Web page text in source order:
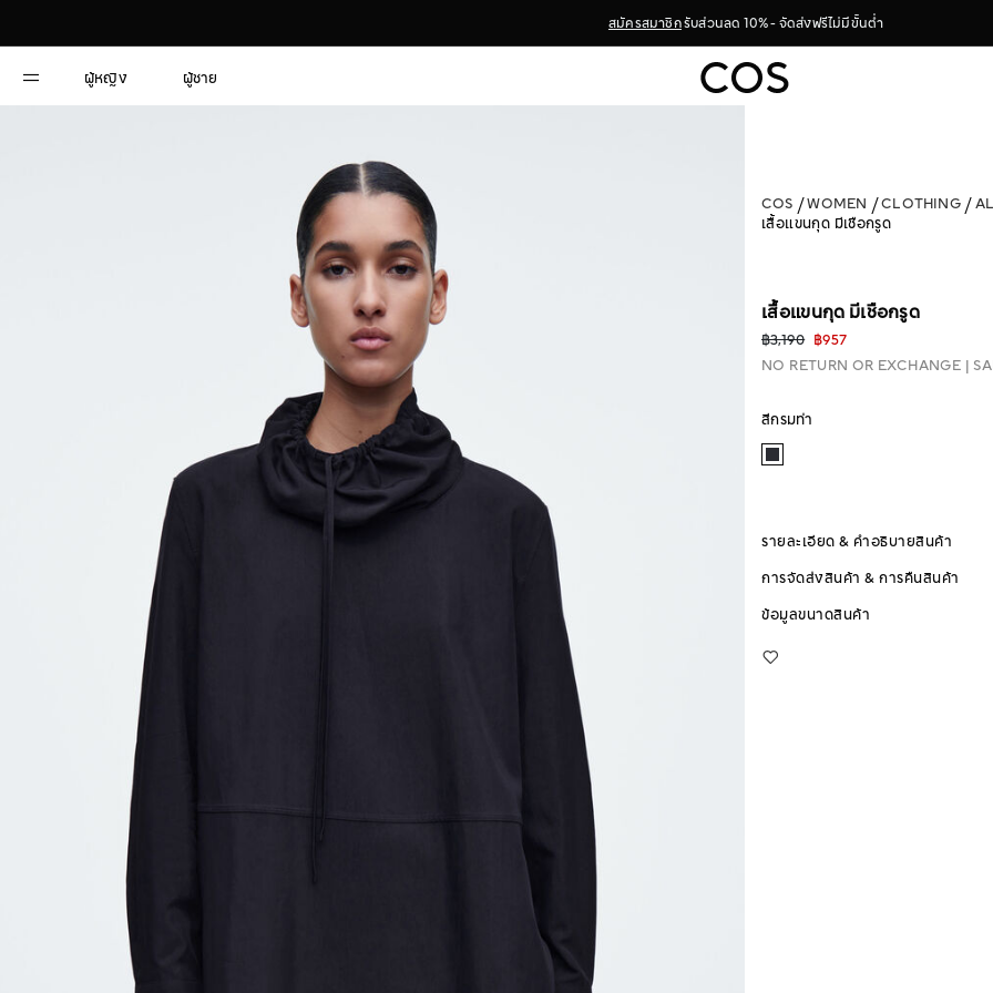
สมัครสมาชิกรับส่วนลด 10% - จัดส่งฟรีไม่มีขั้นต่ำ
ผู้หญิง ผู้ชาย
COS WOMEN CLOTHING
เสื้อแขนกุด มีเชือกรูด
เสื้อแขนกุด มีเชือกรูด
฿3,190 ฿957
NO RETURN OR EXCHANGE
สีกรมท่า
รายละเอียด & คำอธิบายสินค้า
การจัดส่งสินค้า & การคืนสินค้า
ข้อมูลขนาดสินค้า